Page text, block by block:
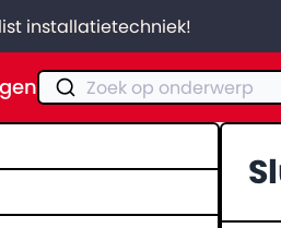
installatietechniek!
Zoek op onderwerp